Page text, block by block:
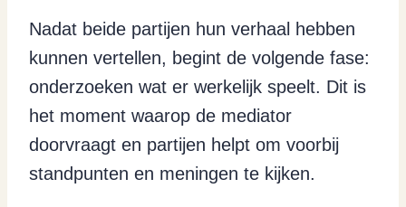
Nadat beide partijen hun verhaal hebben
kunnen vertellen, begint de volgende fase:
onderzoeken wat er werkelijk speelt. Dit is
het moment waarop de mediator
doorvraagt en partijen helpt om voorbij
standpunten en meningen te kijken.